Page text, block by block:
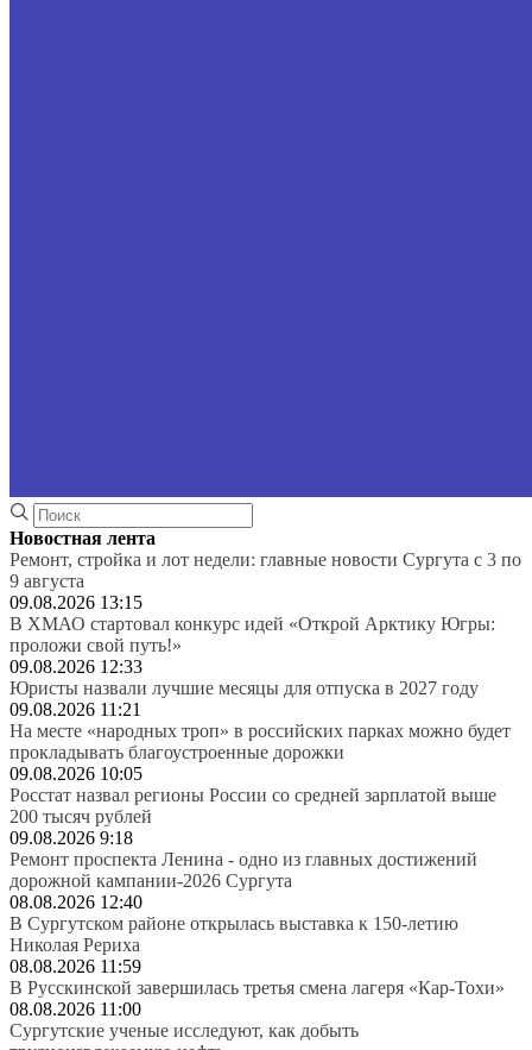
Новостная лента
Ремонт, стройка и лот недели: главные новости Сургута с 3 по
9 августа
09.08.2026 13:15
В ХМАО стартовал конкурс идей «Открой Арктику Югры:
проложи свой путь!»
09.08.2026 12:33
Юристы назвали лучшие месяцы для отпуска в 2027 году
09.08.2026 11:21
На месте «народных троп» в российских парках можно будет
прокладывать благоустроенные дорожки
09.08.2026 10:05
Росстат назвал регионы России со средней зарплатой выше
200 тысяч рублей
09.08.2026 9:18
Ремонт проспекта Ленина - одно из главных достижений
дорожной кампании-2026 Сургута
08.08.2026 12:40
В Сургутском районе открылась выставка к 150-летию
Николая Рериха
08.08.2026 11:59
В Русскинской завершилась третья смена лагеря «Кар-Тохи»
08.08.2026 11:00
Сургутские ученые исследуют, как добыть